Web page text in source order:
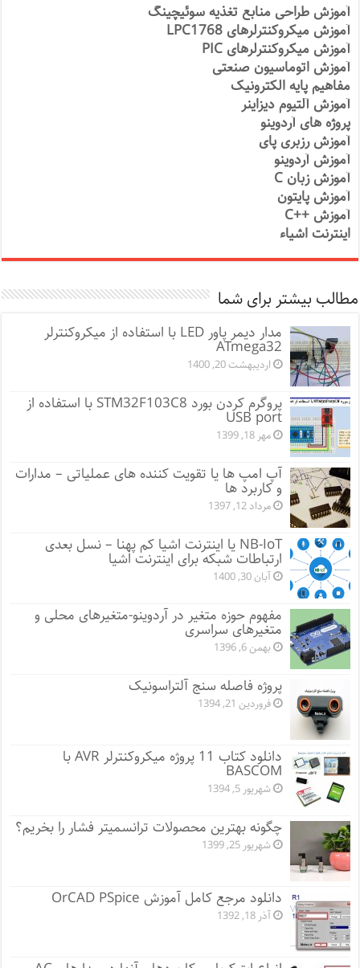
آموزش طراحی منابع تغذیه سوئیچینگ
آموزش میکروکنترلرهای LPC1768
آموزش میکروکنترلرهای PIC
آموزش اتوماسیون صنعتی
مفاهیم پایه الکترونیک
آموزش آلتیوم دیزاینر
پروژه های آردوینو
آموزش رزبری پای
آموزش آردوینو
آموزش زبان C
آموزش پایتون
آموزش ++C
اینترنت اشیاء
مطالب بیشتر برای شما
مدار دیمر پاور LED با استفاده از میکروکنترلر
ATmega32
اردیبهشت 20, 1400
پروگرم کردن بورد STM32F103C8 با استفاده از
USB port
مهر 18, 1399
آپ امپ ها یا تقویت کننده های عملیاتی – مدارات
و کاربرد ها
مرداد 12, 1397
NB-IoT یا اینترنت اشیا کم پهنا – نسل بعدی
ارتباطات شبکه برای اینترنت اشیا
آبان 30, 1400
مفهوم حوزه متغیر در آردوینو-متغیرهای محلی و
متغیرهای سراسری
بهمن 6, 1396
پروژه فاصله سنج آلتراسونیک
فروردین 21, 1394
دانلود کتاب 11 پروژه میکروکنترلر AVR با
BASCOM
شهریور 5, 1394
چگونه بهترین محصولات ترانسمیتر فشار را بخریم؟
شهریور 25, 1399
دانلود مرجع کامل آموزش OrCAD PSpice
آذر 18, 1392